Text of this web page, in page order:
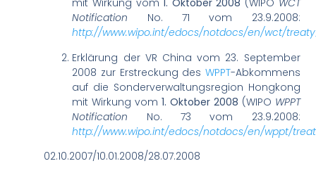
mit Wirkung vom1. Oktober 2008 (WIPO WCT
Notification No. 71 vom 23.9.2008:
http://www.wipo.int/edocs/notdocs/en/wct/
Erklärung der VR China vom 23. September
2008 zur Erstreckung des WPPT-Abkommens
auf die Sonderverwaltungsregion Hongkong
mit Wirkung vom1. Oktober 2008 (WIPO WPPT
Notification No. 73 vom 23.9.2008:
http://www.wipo.int/edocs/notdocs/en/wppt/
02.10.2007/10.01.2008/28.07.2008